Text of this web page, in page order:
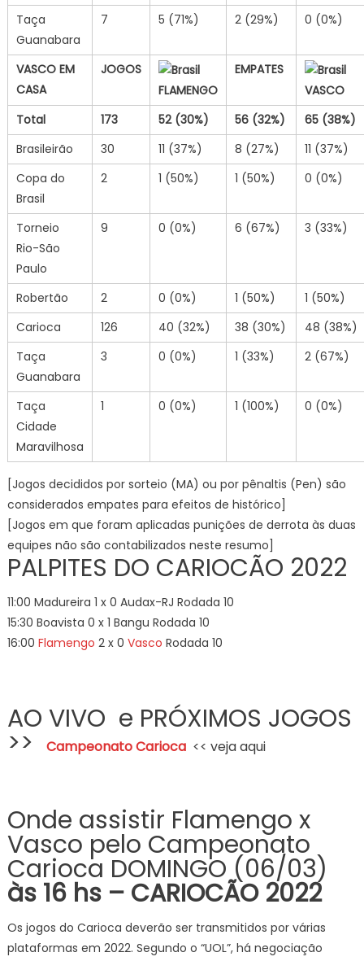
Taça
Guanabara
7 5 (71%) 2 (29%) 0 (0%)
VASCO EM
CASA
JOGOS
FLAMENGO
EMPATES
VASCO
Total
173 52 (30%) 56 (32%) 65 (38%)
Brasileirão
30 11 (37%) 8 (27%)
11 (37%)
Copa do
Brasil
2 1 (50%) 1 (50%) 0 (0%)
Torneio
Rio-São
Paulo
9 0 (0%) 6 (67%) 3 (33%)
Robertão 2 0 (0%) 1 (50%)
1 (50%)
Carioca
126 40 (32%) 38 (30%)
48 (38%)
Taça
Guanabara
3 0 (0%) 1 (33%) 2 (67%)
Taça
Cidade
Maravilhosa
1 0 (0%) 1 (100%) 0 (0%)
[Jogos decididos por sorteio (MA) ou por pênaltis (Pen) são
considerados empates para efeitos de histórico]
[Jogos em que foram aplicadas punições de derrota às duas
equipes não são contabilizados neste resumo]
PALPITES DO CARIOCÃO 2022
11:00 Madureira 1 x 0 Audax-RJ Rodada 10
15:30 Boavista 0 x 1 Bangu Rodada 10
16:00 Flamengo 2 x 0 Vasco Rodada 10
AO VIVO e PRÓXIMOS JOGOS
>> Campeonato Carioca << veja aqui
Onde assistir Flamengo x
Vasco pelo Campeonato
Carioca DOMINGO (06/03)
às 16 hs – CARIOCÃO 2022
Os jogos do Carioca deverão ser transmitidos por várias
plataformas em 2022. Segundo o “UOL”, há negociação